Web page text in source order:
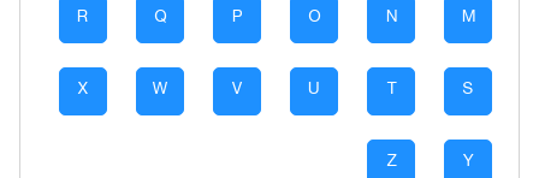
M
N
O
P
Q
R
S
T
U
V
W
X
Y
Z